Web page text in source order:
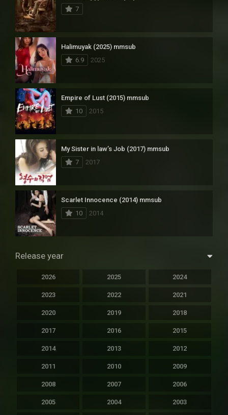
7
Halimuyak (2025) mmsub
6.9
2025
Empire of Lust (2015) mmsub
10
2015
My Sister in law’s Job (2017) mmsub
7
2017
Scarlet Innocence (2014) mmsub
10
2014
Release year
2026 2025 2024
2023 2022 2021
2020 2019 2018
2017 2016 2015
2014 2013 2012
2011 2010 2009
2008 2007 2006
2005 2004 2003